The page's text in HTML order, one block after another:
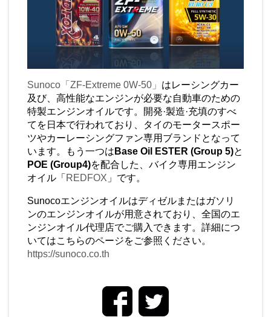
Sunoco 「 ZF-Extreme 0W-50 」 はレーシングカー
及び、高性能なエンジンが必要な自動車のための
特製エンジンオイルです。開発·製造·充填のすべ
てを日本で行われており、タイのモータースポー
ツやカーレーシングファン専用ブランドとなって
います。もう一つは Base Oil ESTER (Group 5)と
POE (Group4)を配合した、バイク専用エンジン
オイル「 REDFOX 」です。
Sunocoエンジンオイルはディゼルまたはガソリ
ンのエンジンオイルが用意されており、全国のエ
ンジンオイル代理店でご購入できます。詳細につ
いてはこちらのページをご参照ください。
https://sunoco.co.th